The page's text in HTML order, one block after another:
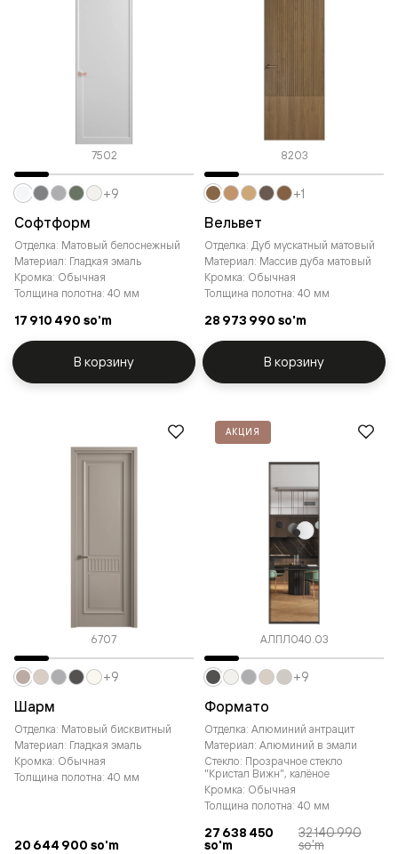
7502
Софтформ
Отделка: Матовый белоснежный
Материал: Гладкая эмаль
Кромка: Обычная
Толщина полотна: 40 мм
17 910 490 so'm
+9
В корзину
8203
Вельвет
Отделка: Дуб мускатный матовый
Материал: Массив дуба матовый
Кромка: Обычная
Толщина полотна: 40 мм
28 973 990 so'm
+1
В корзину
6707
Шарм
Отделка: Матовый бисквитный
Материал: Гладкая эмаль
Кромка: Обычная
Толщина полотна: 40 мм
20 644 900 so'm
+9
АКЦИЯ
АЛПЛ040.03
Формато
Отделка: Алюминий антрацит
Материал: Алюминий в эмали
Стекло: Прозрачное стекло
"Кристал Вижн", калёное
Кромка: Обычная
Толщина полотна: 40 мм
27 638 450
so'm
32 140 990
so'm
+9